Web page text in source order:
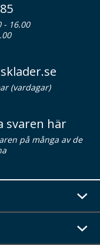
- 16.00
(vardagar)
svaren här
på många av de